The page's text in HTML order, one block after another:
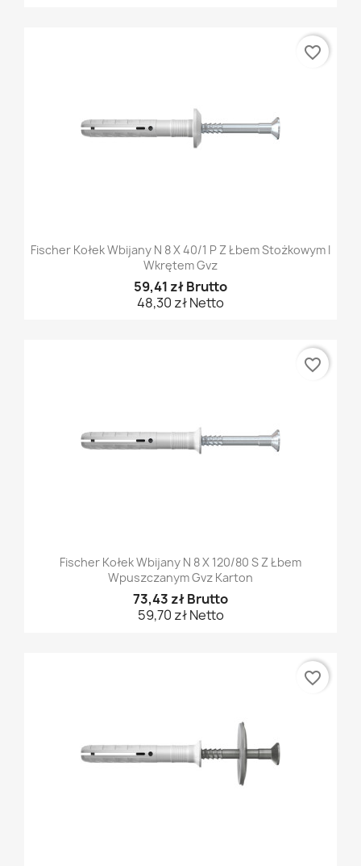
Fischer Kołek Wbijany N 8 X 40/1 P Z Łbem Stożkowym I
Wkrętem Gvz
59,41 zł Brutto
48,30 zł Netto
favorite_border
Fischer Kołek Wbijany N 8 X 120/80 S Z Łbem
Wpuszczanym Gvz Karton
73,43 zł Brutto
59,70 zł Netto
favorite_border
favorite_border